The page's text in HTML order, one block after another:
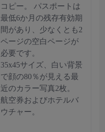
コピー。 パスポートは
最低6か月の残存有効期
間があり、少なくとも2
ページの空白ページが
必要です。
35x45サイズ、白い背景
で顔の80％が見える最
近のカラー写真2枚。
航空券およびホテルバ
ウチャー。